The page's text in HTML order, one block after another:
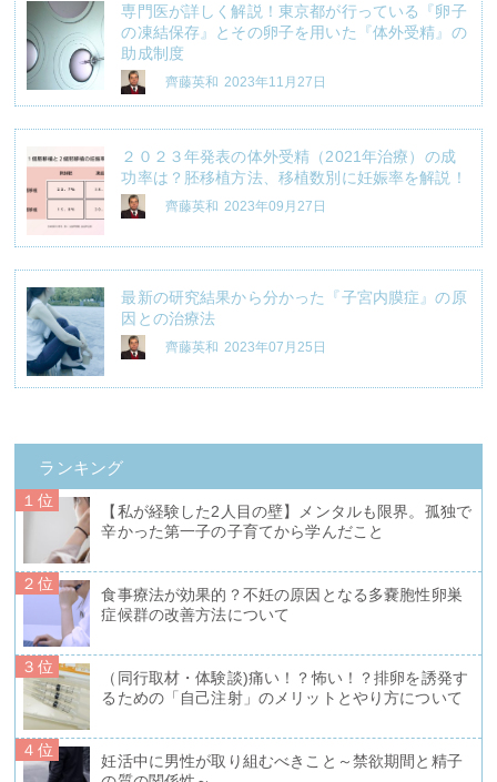
専門医が詳しく解説！東京都が行っている『卵子
の凍結保存』とその卵子を用いた『体外受精』の
助成制度
齊藤英和 2023年11月27日
２０２３年発表の体外受精（2021年治療）の成
功率は？胚移植方法、移植数別に妊娠率を解説！
齊藤英和 2023年09月27日
最新の研究結果から分かった『子宮内膜症』の原
因との治療法
齊藤英和 2023年07月25日
ランキング
１位
【私が経験した2人目の壁】メンタルも限界。孤独で
辛かった第一子の子育てから学んだこと
２位
食事療法が効果的？不妊の原因となる多嚢胞性卵巣
症候群の改善方法について
３位
（同行取材・体験談)痛い！？怖い！？排卵を誘発す
るための「自己注射」のメリットとやり方について
４位
妊活中に男性が取り組むべきこと～禁欲期間と精子